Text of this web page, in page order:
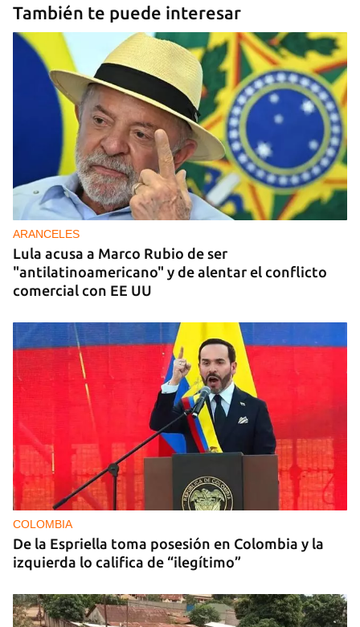
También te puede interesar
ARANCELES
Lula acusa a Marco Rubio de ser
"antilatinoamericano" y de alentar el conflicto
comercial con EE UU
COLOMBIA
De la Espriella toma posesión en Colombia y la
izquierda lo califica de “ilegítimo”